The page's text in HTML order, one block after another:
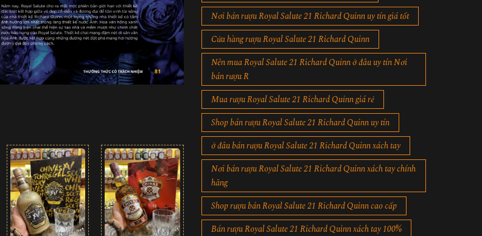
Nơi bán rượu Royal Salute 21 Richard Quinn uy tín giá tốt
Cửa hàng rượu Royal Salute 21 Richard Quinn
Nên mua Royal Salute 21 Richard Quinn ở đâu uy tín Nơi
bán rượu R
Mua rượu Royal Salute 21 Richard Quinn giá rẻ
Shop bán rượu Royal Salute 21 Richard Quinn uy tín
ở đâu bán rượu Royal Salute 21 Richard Quinn xách tay
Nơi bán rượu Royal Salute 21 Richard Quinn xách tay chính
hãng
Shop rượu bán Royal Salute 21 Richard Quinn cao cấp
Bán rượu Royal Salute 21 Richard Quinn xách tay 100%